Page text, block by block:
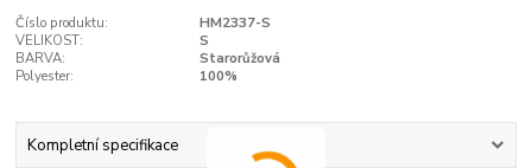
Číslo produktu:
HM2337-S
VELIKOST:
S
BARVA:
Starorůžová
Polyester:
100%
Kompletní specifikace